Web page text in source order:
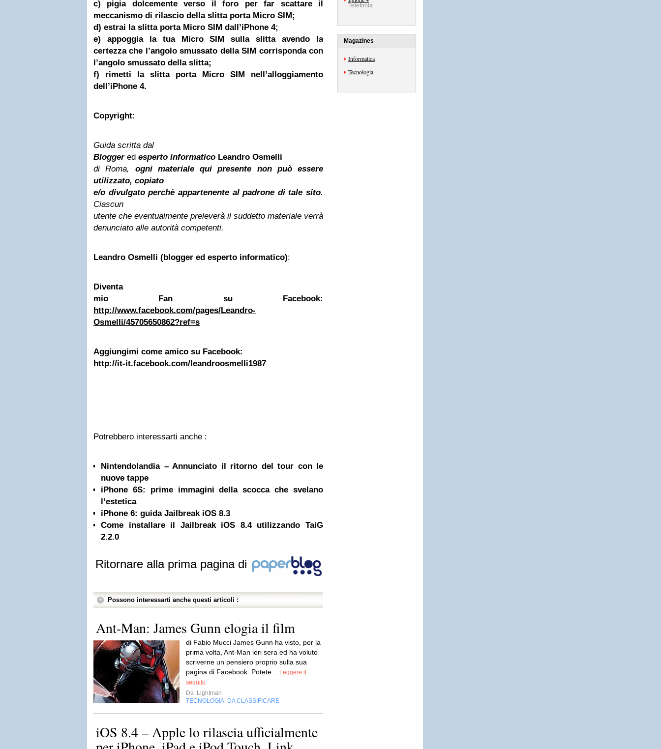
c) pigia dolcemente verso il foro per far scattare il
meccanismo di rilascio della slitta porta Micro SIM;
d) estrai la slitta porta Micro SIM dall’iPhone 4;
e) appoggia la tua Micro SIM sulla slitta avendo la
certezza che l’angolo smussato della SIM corrisponda con
l’angolo smussato della slitta;
f) rimetti la slitta porta Micro SIM nell’alloggiamento
dell’iPhone 4.
Copyright:
Guida scritta dal
Bloggered esperto informatico Leandro Osmelli
di Roma, ogni materiale qui presente non può essere
utilizzato, copiato
e/o divulgato perchè appartenente al padrone di tale sito.
Ciascun
utente che eventualmente preleverà il suddetto materiale verrà
denunciato alle autorità competenti.
Leandro Osmelli (blogger ed esperto informatico):
Diventa
mio Fan su Facebook:
http://www.facebook.com/pages/Leandro-
Osmelli/45705650862?ref=s
Aggiungimi come amico su Facebook:
http://it-it.facebook.com/leandroosmelli1987
Potrebbero interessarti anche :
Nintendolandia – Annunciato il ritorno del tour con le
nuove tappe
iPhone 6S: prime immagini della scocca che svelano
l’estetica
iPhone 6: guida Jailbreak iOS 8.3
Come installare il Jailbreak iOS 8.4 utilizzando TaiG
2.2.0
Ritornare alla prima pagina di
Possono interessarti anche questi articoli :
Ant-Man: James Gunn elogia il film
di Fabio Mucci James Gunn ha visto, per la
prima volta, Ant-Man ieri sera ed ha voluto
scriverne un pensiero proprio sulla sua
pagina di Facebook. Potete...
Leggere il
seguito
Da Lightman
TECNOLOGIA DA CLASSIFICARE
iOS 8.4 – Apple lo rilascia ufficialmente
Telefonia
Magazines
Informatica
Tecnologia